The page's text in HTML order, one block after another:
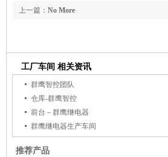
上一篇： No More
工厂车间 相关资讯
群鹰智控团队
仓库-群鹰智控
前台－群鹰继电器
群鹰继电器生产车间
推荐产品